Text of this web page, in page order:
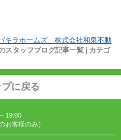
キラホームズ 株式会社和泉不動
タッフブログ記事一覧 | カテゴ
に戻る
19:00
お客様のみ）